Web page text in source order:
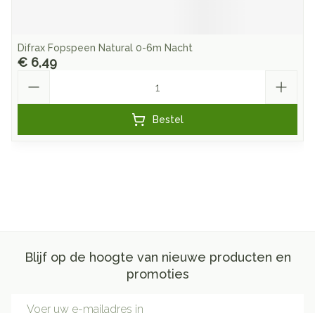
Difrax Fopspeen Natural 0-6m Nacht
€ 6,49
Bestel
Blijf op de hoogte van nieuwe producten en
promoties